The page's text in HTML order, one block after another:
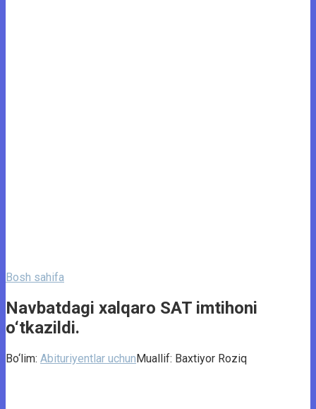
Bosh sahifa
Navbatdagi xalqaro SAT imtihoni
o‘tkazildi.
Bo‘lim: Abituriyentlar uchunMuallif: Baxtiyor Roziq